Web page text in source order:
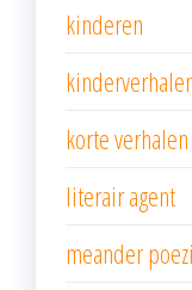
kinderen
korte
literair agent
meander